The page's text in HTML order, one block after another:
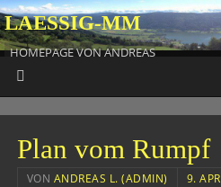
LAESSIG-MM
HOMEPAGE VON ANDREAS
Plan vom Rumpf
VON ANDREAS L. (ADMIN) 9.